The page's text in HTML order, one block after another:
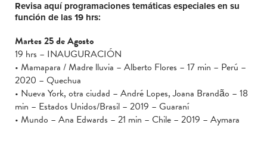
Revisa aquí programaciones temáticas especiales en su
función de las 19 hrs:
Martes 25 de Agosto
19 hrs – INAUGURACIÓN
• Mamapara / Madre lluvia – Alberto Flores – 17 min – Perú –
2020 – Quechua
• Nueva York, otra ciudad – André Lopes, Joana Brandão – 18
min – Estados Unidos/Brasil – 2019 – Guaraní
• Mundo – Ana Edwards – 21 min – Chile – 2019 – Aymara